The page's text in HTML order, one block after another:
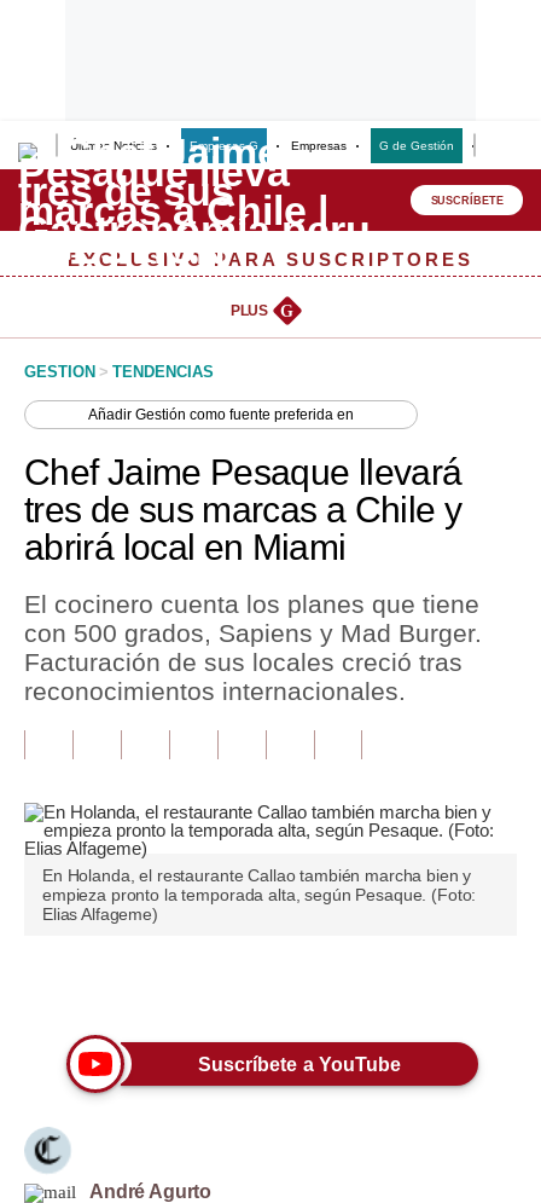
Últimas Noticias Empresas G Empresas G de Gestión
Lo último
Peru Quiosco
Management & Empleo
Perú
Política
Finanzas Personales
Inmobiliarias
Plus G
Editorial
Pregunta de hoy
Blogs
Viajes
Estilos
SUSCRÍBETE
EXCLUSIVO PARA SUSCRIPTORES
PLUS G
GESTION > TENDENCIAS
AñadirGestión como fuente preferida en
Chef Jaime Pesaque llevará
tres de sus marcas a Chile y
abrirá local en Miami
El cocinero cuenta los planes que tiene
con 500 grados, Sapiens y Mad Burger.
Facturación de sus locales creció tras
reconocimientos internacionales.
En Holanda, el restaurante Callao también marcha bien y
empieza pronto la temporada alta, según Pesaque. (Foto:
Elias Alfageme)
Suscríbete a YouTube
André Agurto